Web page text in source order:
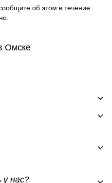
об этом в течение
Омске
нас?